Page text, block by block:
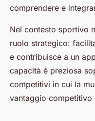
comprendere e
Nel contesto sportivo
ruolo strategico:
e contribuisce a un
capacità è preziosa
competitivi in cui la
vantaggio competitivo